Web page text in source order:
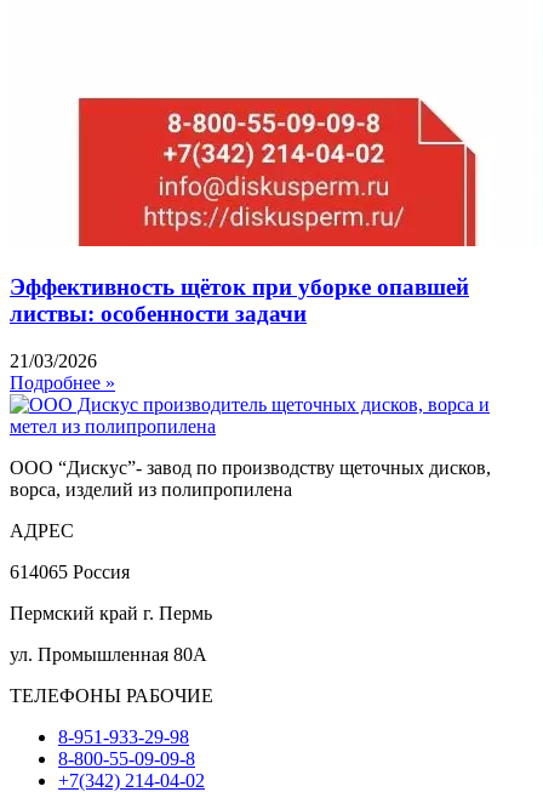
Эффективность щёток при уборке опавшей
листвы: особенности задачи
21/03/2026
Подробнее »
ООО “Дискус”- завод по производству щеточных дисков,
ворса, изделий из полипропилена
АДРЕС
614065 Россия
Пермский край г. Пермь
ул. Промышленная 80А
ТЕЛЕФОНЫ РАБОЧИЕ
8-951-933-29-98
8-800-55-09-09-8
+7(342) 214-04-02